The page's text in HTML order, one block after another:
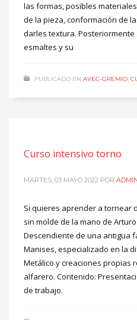
las formas, posibles
de la pieza, conformación de
darles textura.
esmaltes y su
PUBLICADO EN AVEC-GREMIO,
Curso intensivo torno
MARTES, 03 MAYO 2022 POR
Si quieres aprender a tornear
sin molde de la mano de
Descendiente de una antigua
Manises, especializado en la
Metálico y creaciones propias
alfarero. Contenido:
de trabajo.